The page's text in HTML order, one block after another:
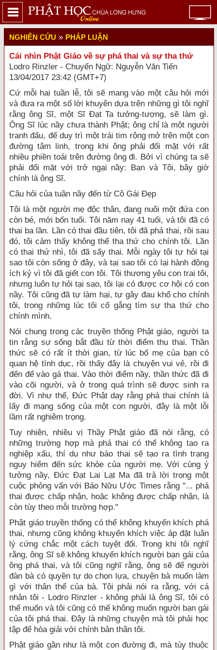
NGHIÊN CỨU » PHÁP LUẬN
Cái nhìn Phật Giáo về sự phá thai và sự tha thứ
Lodro Rinzler - Chuyển Ngữ: Nguyễn Văn Tiến
13/04/2017 23:42 (GMT+7)
Cứ mỗi hai tuần lễ, tôi sẽ mang vào một câu hỏi mới
và đưa ra một số lời khuyên dựa trên những gì tôi nghĩ
rằng ông Sĩ, một Sĩ Đạt Ta tưởng-tượng, sẽ làm gì.
Ông Sĩ lúc nầy chưa thành Phật; ông chỉ là một người
tranh đấu, để duy trì một trái tim rộng mở trên một con
đường tâm linh, trong khi ông phải đối mặt với rất
nhiều phiền toái trên đường ông đi. Bởi vì chúng ta sẽ
phải đối mặt với trở ngại nầy: Bạn và Tôi, bây giờ
chính là ông Sĩ.
Câu hỏi của tuần nầy đến từ Cô Gái Đẹp
Tôi là một người mẹ độc thân, đang nuôi một đứa con
còn bé, mới bốn tuổi. Tôi năm nay 41 tuổi, và tôi đã có
thai ba lần. Lần có thai đầu tiên, tôi đã phá thai, rồi sau
đó, tôi cảm thấy không thể tha thứ cho chính tôi. Lần
có thai thứ nhì, tôi đã sẩy thai. Mỗi ngày tôi tự hỏi tại
sao tôi còn sống ở đây, và tại sao tôi có lại hành động
ích kỷ vì tôi đã giết con tôi. Tôi thương yêu con trai tôi,
nhưng luôn tự hỏi tại sao, tôi lại có được cơ hội có con
nầy. Tôi cũng đã tự làm hại, tự gây đau khổ cho chính
tôi, trong những lúc tôi cố gắng tìm sự tha thứ cho
chính mình.
Nói chung trong các truyền thống Phật giáo, người ta
tin rằng sự sống bắt đầu từ thời điểm thụ thai. Thần
thức sẽ có rất ít thời gian, từ lúc bố mẹ của bạn có
quan hệ tình dục, rồi thấy đây là chuyện vui vẻ, rồi đi
đến để vào gá thai. Vào thời điểm nầy, thần thức đã đi
vào cõi người, và ở trong quá trình sẽ được sinh ra
đời. Vì như thế, Đức Phật dạy rằng phá thai chính là
lấy đi mạng sống của một con người, đây là một lỗi
lầm rất nghiêm trọng.
Tuy nhiên, nhiều vị Thầy Phật giáo đã nói rằng, có
những trường hợp mà phá thai có thể không tạo ra
nghiệp xấu, thí dụ như bào thai sẽ tạo ra tình trạng
nguy hiểm đến sức khỏe của người mẹ. Với cùng ý
tưởng nầy, Đức Đạt Lai Lạt Ma đã trả lời trong một
cuộc phỏng vấn với Báo Nữu Ước Times rằng "... phá
thai được chấp nhận, hoặc không được chấp nhận, là
còn tùy theo mỗi trường hợp."
Phật giáo truyền thống có thể không khuyến khích phá
thai, nhưng cũng không khuyến khích việc áp đặt luân
lý cứng chắc một cách tuyệt đối. Trong khi tôi nghĩ
rằng, ông Sĩ sẽ không khuyến khích người bạn gái của
ông phá thai, và tôi cũng nghĩ rằng, ông sẽ để người
đàn bà có quyền tự do chọn lựa, chuyện bà muốn làm
gì với thân thể của bà. Tôi phải nói ra rằng, với cá
nhân tôi - Lodro Rinzler - không phải là ông Sĩ, tôi có
thể muốn và tôi cũng có thể không muốn người bạn gái
của tôi phá thai. Đây là những chuyện mà tôi phải học
tập để hòa giải với chính bản thân tôi.
Phật giáo gần như là một con đường đi, mà tùy thuộc